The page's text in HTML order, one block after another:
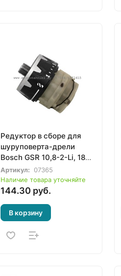
Редуктор в сборе для
шуруповерта-дрели
Bosch GSR 10,8-2-Li, 18-
2-Li, 14,4-2-Li, 12V-15
(2609199786)
Артикул:
07365
Наличие товара уточняйте
144.30 руб.
В корзину